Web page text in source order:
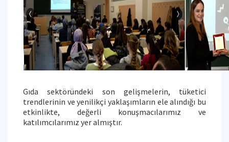
Gıda sektöründeki son gelişmelerin, tüketici
trendlerinin ve yenilikçi yaklaşımların ele alındığı bu
etkinlikte, değerli konuşmacılarımız ve
katılımcılarımız yer almıştır.